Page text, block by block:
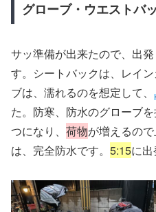
グローブ・ウエストバ
サッ準備が出来たので、出発
す。シートバックは、レイ
ブは、濡れるのを想定して、
た。防寒、防水のグローブ
つになり、 荷物が増えるの
は、完全防水です。 5:15に出